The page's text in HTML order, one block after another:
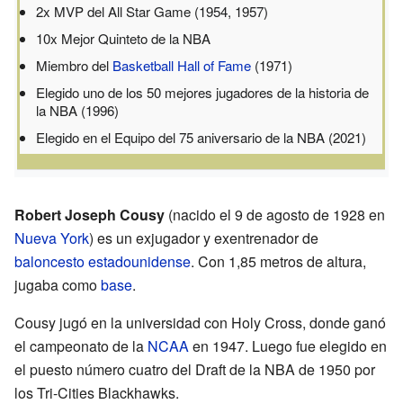
2x MVP del All Star Game (1954, 1957)
10x Mejor Quinteto de la NBA
Miembro del Basketball Hall of Fame (1971)
Elegido uno de los 50 mejores jugadores de la historia de
la NBA (1996)
Elegido en el Equipo del 75 aniversario de la NBA (2021)
Robert Joseph Cousy (nacido el 9 de agosto de 1928 en
Nueva York) es un exjugador y exentrenador de
baloncestoestadounidense. Con 1,85 metros de altura,
jugaba comobase.
Cousy jugó en la universidad con Holy Cross, donde ganó
el campeonato de la NCAAen 1947. Luego fue elegido en
el puesto número cuatro del Draft de la NBA de 1950 por
los Tri-Cities Blackhawks.